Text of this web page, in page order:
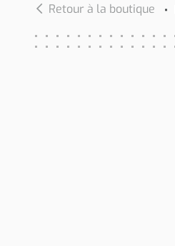
Retour à la boutique